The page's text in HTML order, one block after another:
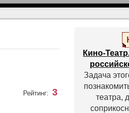
Рейтинг: 3
Кино-
Задача
театра,